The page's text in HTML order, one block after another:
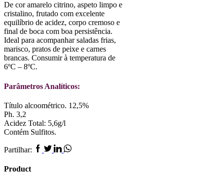
De cor amarelo citrino, aspeto limpo e
cristalino, frutado com excelente
equilíbrio de acidez, corpo cremoso e
final de boca com boa persistência.
Ideal para acompanhar saladas frias,
marisco, pratos de peixe e carnes
brancas. Consumir à temperatura de
6ºC – 8ºC.
Parâmetros Analíticos:
Título alcoométrico. 12,5%
Ph. 3,2
Acidez Total: 5,6g/l
Contém Sulfitos.
Partilhar: Facebook
TwitterLinkedin
Whatsapp
Product